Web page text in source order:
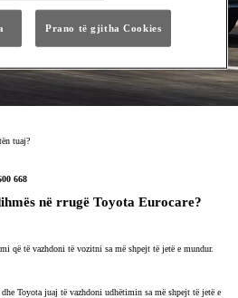
tuaj?
668
në rrugë Toyota Eurocare?
që të vazhdoni të vozitni sa më shpejt të jetë e mundur.
Toyota juaj të vazhdoni udhëtimin sa më shpejt të jetë e
Prano të gjitha Cookies